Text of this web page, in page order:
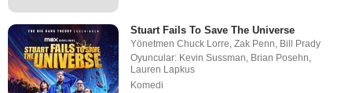
Stuart Fails To Save The Universe
YönetmenChuck Lorre,Zak Penn, Bill Prady
Oyuncular: Kevin Sussman, Brian Posehn,
Lauren Lapkus
Komedi